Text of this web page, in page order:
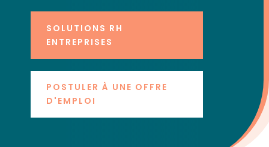
SOLUTIONS RH
ENTREPRISES
POSTULER À UNE OFFRE
D'EMPLOI